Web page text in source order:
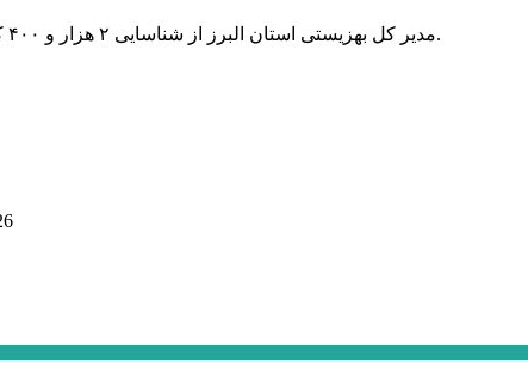
مدیر کل بهزیستی استان البرز از شناسایی ۲ هزار و ۴۰۰ کودک دارای اختلالات بینایی در این استان خبر داد.